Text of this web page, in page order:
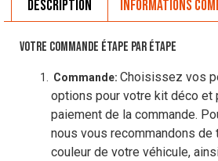
Description Informations
VOTRE COMMANDE ÉTAPE PAR ÉTAPE
Commande: Choisissez vos
options pour votre kit déco et
paiement de la commande.
nous vous recommandons de
couleur de votre véhicule,